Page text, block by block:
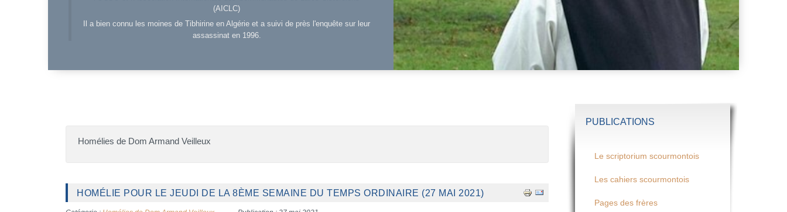
(AICLC)
Il a bien connu les moines de Tibhirine en Algérie et a suivi de près l'enquête sur leur
assassinat en 1996.
Homélies de Dom Armand Veilleux
HOMÉLIE POUR LE JEUDI DE LA 8ÈME SEMAINE DU TEMPS ORDINAIRE (27 MAI 2021)
PUBLICATIONS
Le scriptorium scourmontois
Les cahiers scourmontois
Pages des frères